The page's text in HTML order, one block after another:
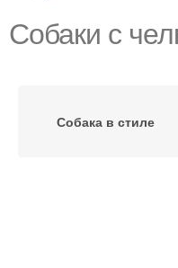
Собаки с
Собака в стиле